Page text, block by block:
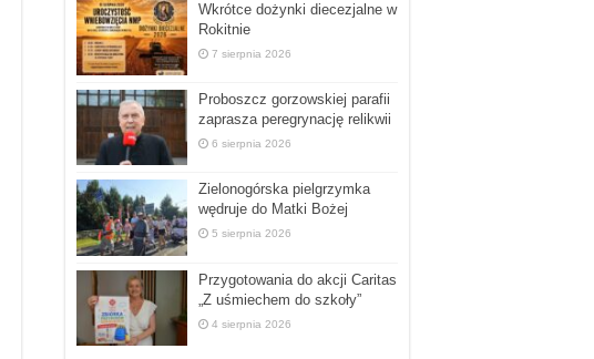
Wkrótce dożynki diecezjalne w
Rokitnie
7 sierpnia 2026
Proboszcz gorzowskiej parafii
zaprasza peregrynację relikwii
6 sierpnia 2026
Zielonogórska pielgrzymka
wędruje do Matki Bożej
5 sierpnia 2026
Przygotowania do akcji Caritas
„Z uśmiechem do szkoły”
4 sierpnia 2026